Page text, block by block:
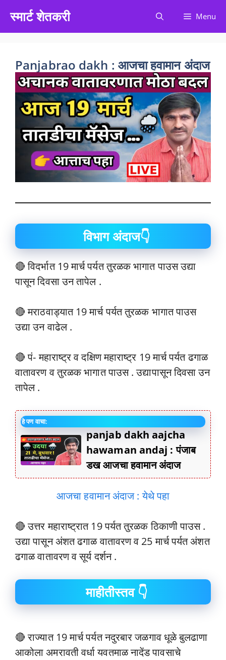
content
स्मार्ट शेतकरी Menu
Panjabrao dakh : आजचा हवामान अंदाज
विभाग अंदाज👇
🔴 विदर्भात 19 मार्च पर्यत तुरळक भागात पाउस उद्या
पासून दिवसा उन तापेल .
🔴 मराठवाड्यात 19 मार्च पर्यत तुरळक भागात पाउस
उद्या उन वाढेल .
🔴 पं- महाराष्ट्र व दक्षिण महाराष्ट्र 19 मार्च पर्यत ढगाळ
वातावरण व तुरळक भागात पाउस . उद्यापासून दिवसा उन
तापेल .
हे पण वाचा:
panjab dakh aajcha
hawaman andaj : पंजाब
डख आजचा हवामान अंदाज
आजचा हवामान अंदाज : येथे पहा
🔴 उत्तर महाराष्ट्रात 19 पर्यत तुरळक ठिकाणी पाउस .
उद्या पासून अंशत ढगाळ वातावरण व 25 मार्च पर्यत अंशत
ढगाळ वातावरण व सूर्य दर्शन .
माहीतीस्तव 👇
🔴 राज्यात 19 मार्च पर्यत नदुरबार जळगाव धूळे बुलढाणा
आकोला अमरावती वर्धा यवतमाळ नादेंड पावसाचे